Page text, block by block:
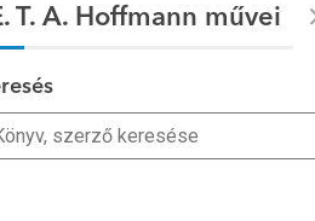
T. A. Hoffmann művei